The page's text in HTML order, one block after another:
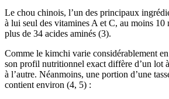
Le chou chinois, l’un des principaux
à lui seul des vitamines A et C, au moins 10
plus de 34 acides aminés (3).
Comme le kimchi varie considérablement
son profil nutritionnel exact diffère d’un lot
à l’autre. Néanmoins, une portion d’une
contient environ (4, 5) :